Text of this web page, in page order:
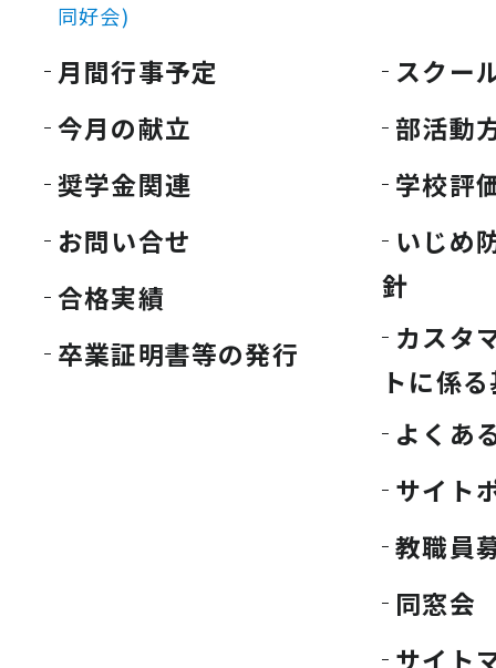
同好会)
月間行事予定
今月の献立
奨学金関連
お問い合せ
合格実績
卒業証明書等の発行
スクー
部活動
学校評
いじめ
針
カスタ
トに係
よくあ
サイト
教職員
同窓会
サイト